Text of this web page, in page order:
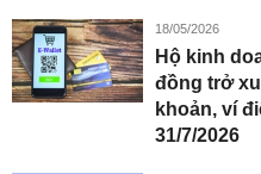
18/05/2026
Hộ kinh
đồng trở
khoản, ví
31/7/2026